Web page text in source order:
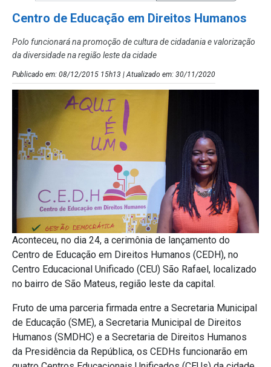
Centro de Educação em Direitos Humanos
Polo funcionará na promoção de cultura de cidadania e valorização
da diversidade na região leste da cidade
Publicado em: 08/12/2015 15h13 | Atualizado em: 30/11/2020
Aconteceu, no dia 24, a cerimônia de lançamento do
Centro de Educação em Direitos Humanos (CEDH), no
Centro Educacional Unificado (CEU) São Rafael, localizado
no bairro de São Mateus, região leste da capital.
Fruto de uma parceria firmada entre a Secretaria Municipal
de Educação (SME), a Secretaria Municipal de Direitos
Humanos (SMDHC) e a Secretaria de Direitos Humanos
da Presidência da República, os CEDHs funcionarão em